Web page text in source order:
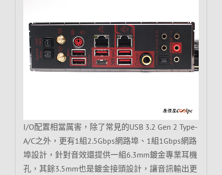
I/O配置相當厲害，除了常見的USB 3.2 Gen 2 Type-
A/C之外，更有1組2.5Gbps網路埠、1組1Gbps網路
埠設計，針對音效還提供一組6.3mm鍍金專業耳機
孔，其餘3.5mm也是鍍金接頭設計，讓音訊輸出更